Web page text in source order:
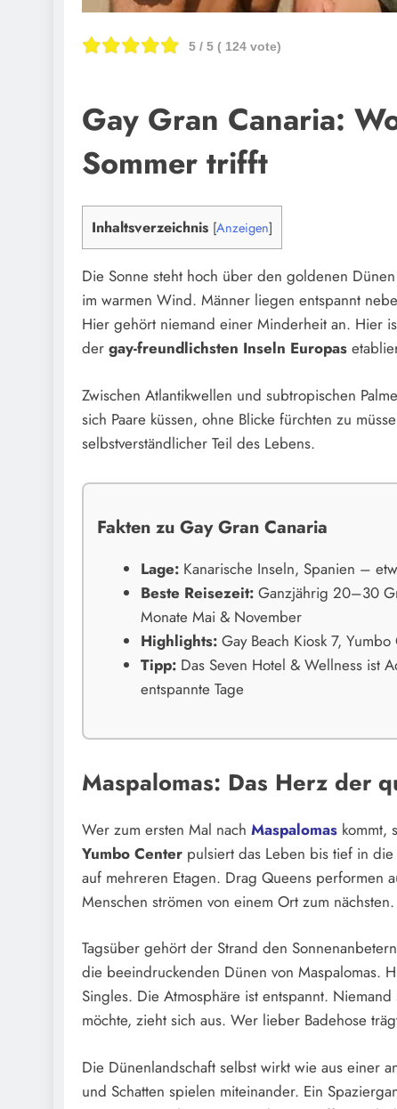
5 / 5 ( 124 vote)
Gay Gran Canaria:
Sommer trifft
Inhaltsverzeichnis [Anzeigen]
Die Sonne steht hoch über den goldenen
im warmen Wind. Männer liegen entspannt
Hier gehört niemand einer Minderheit an. Hier
der gay-freundlichsten Inseln Europas
Zwischen Atlantikwellen und subtropischen
sich Paare küssen, ohne Blicke fürchten zu
selbstverständlicher Teil des Lebens.
Fakten zu Gay Gran Canaria
Lage:Kanarische Inseln, Spanien –
Beste Reisezeit:Ganzjährig 20–30
Monate Mai & November
Highlights:Gay Beach Kiosk 7,
Tipp:Das Seven Hotel & Wellness ist
entspannte Tage
Maspalomas: Das Herz der
Wer zum ersten Mal nach Maspalomas kommt,
Yumbo Center pulsiert das Leben bis tief in
auf mehreren Etagen. Drag Queens performen
Menschen strömen von einem Ort zum nächsten.
Tagsüber gehört der Strand den
die beeindruckenden Dünen von Maspalomas.
Singles. Die Atmosphäre ist entspannt.
möchte, zieht sich aus. Wer lieber Badehose
Die Dünenlandschaft selbst wirkt wie aus einer
und Schatten spielen miteinander. Ein